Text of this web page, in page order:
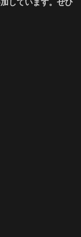
しています。ぜひ